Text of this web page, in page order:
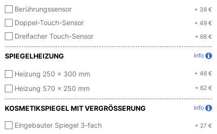
Berührungssensor + 38 €
Doppel-Touch-Sensor + 49 €
Dreifacher Touch-Sensor + 68 €
SPIEGELHEIZUNG Info
Heizung 250 x 300 mm + 46 €
Heizung 570 x 250 mm + 62 €
KOSMETIKSPIEGEL MIT VERGRÖSSERUNG Info
Eingebauter Spiegel 3-fach + 27 €